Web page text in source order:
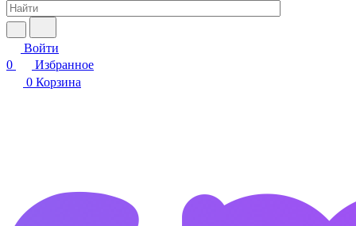
Войти
0
Избранное
0 Корзина